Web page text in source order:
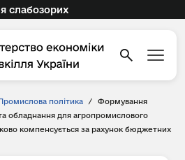
слабозорих
політика /
Формування
та обладнання для агропромислового
компенсується за рахунок бюджетних